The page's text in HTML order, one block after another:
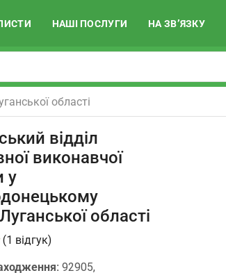
НАШІ ПОСЛУГИ НА ЗВ’ЯЗКУ
області
відділ
виконавчої
у
області
(1 відгук)
92905,